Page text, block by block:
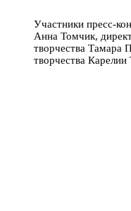
Участники пресс-
Анна Томчик,
творчества Тамара
творчества